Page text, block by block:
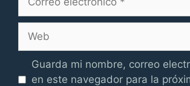
electrónico
Guarda mi nombre, correo
en este navegador para la